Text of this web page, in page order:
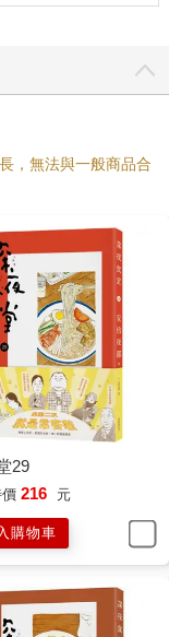
，無法與一般商品合
29
216 元
購物車